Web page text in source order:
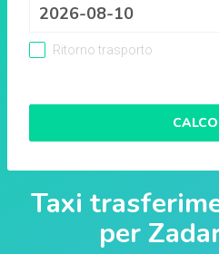
Ritorno trasporto
Taxi
per